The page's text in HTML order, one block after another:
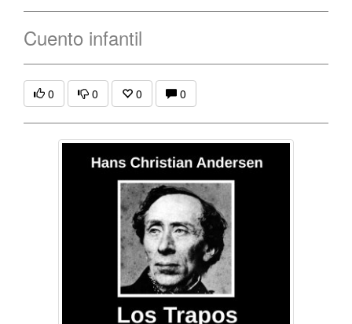
Cuento infantil
0 0 0 0